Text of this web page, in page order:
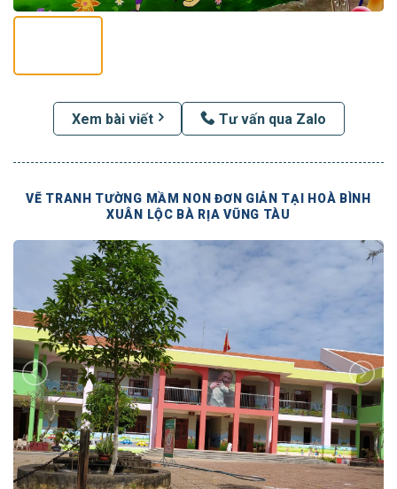
Xem bài viết Tư vấn qua Zalo
VẼ TRANH TƯỜNG MẦM NON ĐƠN GIẢN TẠI HOÀ BÌNH
XUÂN LỘC BÀ RỊA VŨNG TÀU